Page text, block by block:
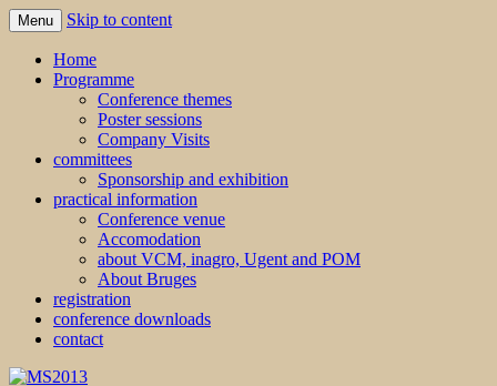
MS2013
Menu Skip to content
Home
Programme
Conference themes
Poster sessions
Company Visits
committees
Sponsorship and exhibition
practical information
Conference venue
Accomodation
about VCM, inagro, Ugent and POM
About Bruges
registration
conference downloads
contact